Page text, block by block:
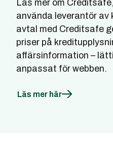
Läs mer om
använda leverantör av
avtal med Creditsafe
priser på
affärsinformation –
anpassat för webben.
Läs mer här